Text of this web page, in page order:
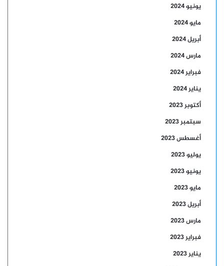
يونيو 2024
مايو 2024
أبريل 2024
مارس 2024
فبراير 2024
يناير 2024
أكتوبر 2023
سبتمبر 2023
أغسطس 2023
يوليو 2023
يونيو 2023
مايو 2023
أبريل 2023
مارس 2023
فبراير 2023
يناير 2023